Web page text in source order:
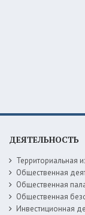
ДЕЯТЕЛЬНОСТЬ
Территориальная
Общественная
Общественная
Общественная
Инвестиционная